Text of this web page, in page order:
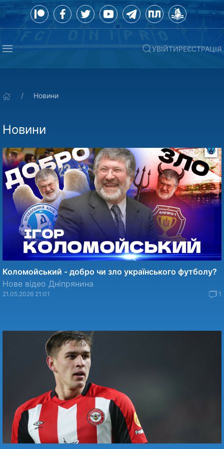
УВІЙТИРЕЄСТРАЦІЯ
Новини
Новини
Коломойський - добро чи зло українського футболу?
Нове відео Дніпрянина
21.05.2026 21:01 1